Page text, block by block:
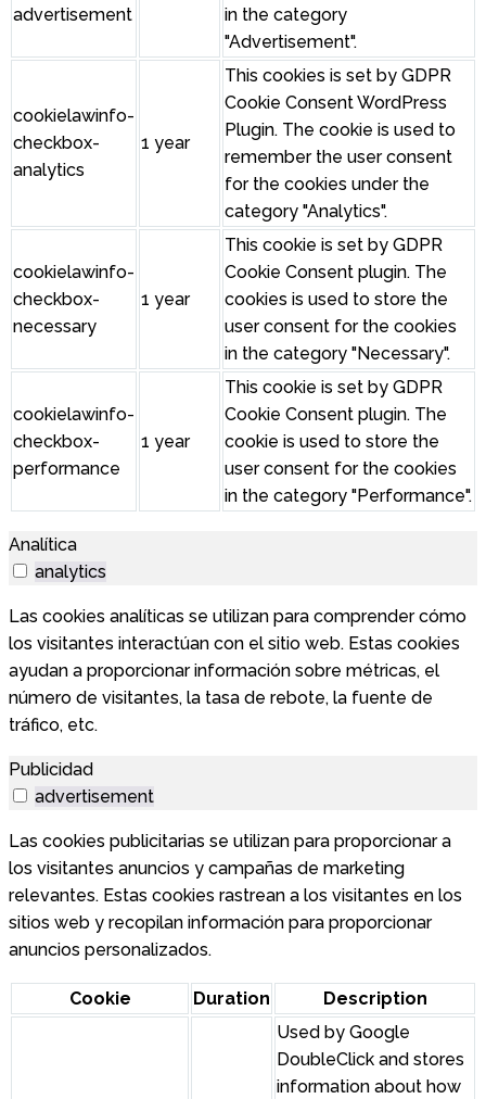
advertisement
in the category
"Advertisement".
cookielawinfo-
checkbox-
analytics
1 year
This cookies is set by GDPR
Cookie Consent WordPress
Plugin. The cookie is used to
remember the user consent
for the cookies under the
category "Analytics".
cookielawinfo-
checkbox-
necessary
1 year
This cookie is set by GDPR
Cookie Consent plugin. The
cookies is used to store the
user consent for the cookies
in the category "Necessary".
cookielawinfo-
checkbox-
performance
1 year
This cookie is set by GDPR
Cookie Consent plugin. The
cookie is used to store the
user consent for the cookies
in the category "Performance".
Analítica
analytics
Las cookies analíticas se utilizan para comprender cómo
los visitantes interactúan con el sitio web. Estas cookies
ayudan a proporcionar información sobre métricas, el
número de visitantes, la tasa de rebote, la fuente de
tráfico, etc.
Publicidad
advertisement
Las cookies publicitarias se utilizan para proporcionar a
los visitantes anuncios y campañas de marketing
relevantes. Estas cookies rastrean a los visitantes en los
sitios web y recopilan información para proporcionar
anuncios personalizados.
Cookie Duration Description
Used by Google
DoubleClick and stores
information about how